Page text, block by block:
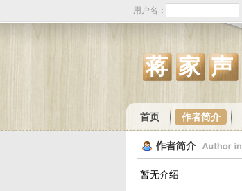
用户名：
蒋家声
首页 作者简介
暂无介绍